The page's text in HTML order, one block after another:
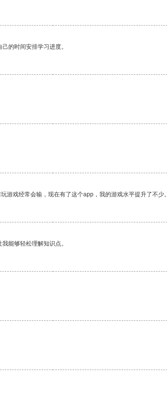
的时间安排学习进度。
游戏经常会输，现在有了这个app，我的游戏水平提升了不少。
能够轻松理解知识点。